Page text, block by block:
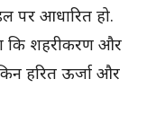
पर आधारित हो.
कि शहरीकरण और
हरित ऊर्जा और